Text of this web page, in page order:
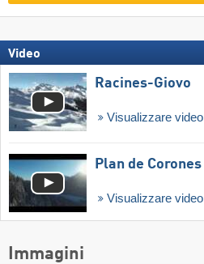
Video
Racines-Giovo
Visualizzare video
Plan de Corones
Visualizzare video
Immagini